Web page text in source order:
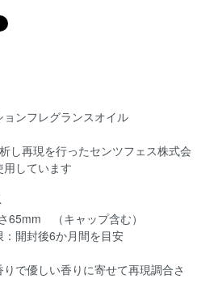
ョンフレグランスオイル
し再現を行ったセンツフェス株式会
しています
65mm （キャップ含む）
開封後6か月間を目安
で優しい香りに寄せて再現調合さ